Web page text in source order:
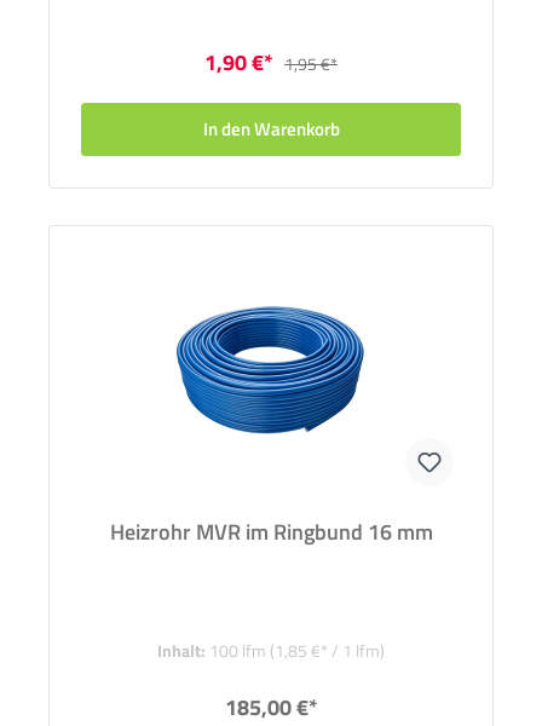
1,90 €* 1,95 €*
In den Warenkorb
Heizrohr MVR im Ringbund 16 mm
Inhalt: 100 lfm (1,85 €* / 1 lfm)
185,00 €*